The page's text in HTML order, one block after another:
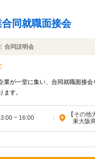
同就職面接会
合同説明会
業が一堂に集い、合同就職面接
す。
~ 16:00
【その他
東大阪